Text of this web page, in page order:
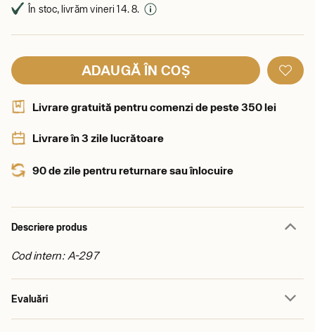
În stoc, livrăm vineri 14. 8.
ADAUGĂ ÎN COȘ
Livrare gratuită pentru comenzi de peste 350 lei
Livrare în 3 zile lucrătoare
90 de zile pentru returnare sau înlocuire
Descriere produs
Cod intern: A-297
Evaluări